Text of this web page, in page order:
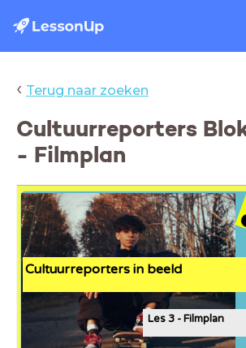
‹ Terug naar zoeken
Cultuurreporters
- Filmplan
Les 3 - Filmplan
Cultuurreporters in beeld